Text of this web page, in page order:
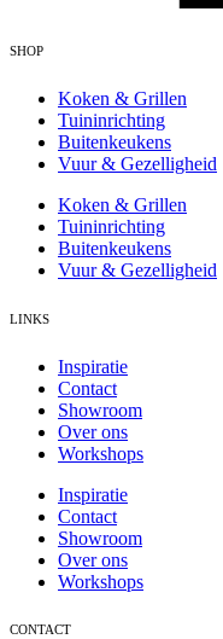
SHOP
Koken & Grillen
Tuininrichting
Buitenkeukens
Vuur & Gezelligheid
Koken & Grillen
Tuininrichting
Buitenkeukens
Vuur & Gezelligheid
LINKS
Inspiratie
Contact
Showroom
Over ons
Workshops
Inspiratie
Contact
Showroom
Over ons
Workshops
CONTACT